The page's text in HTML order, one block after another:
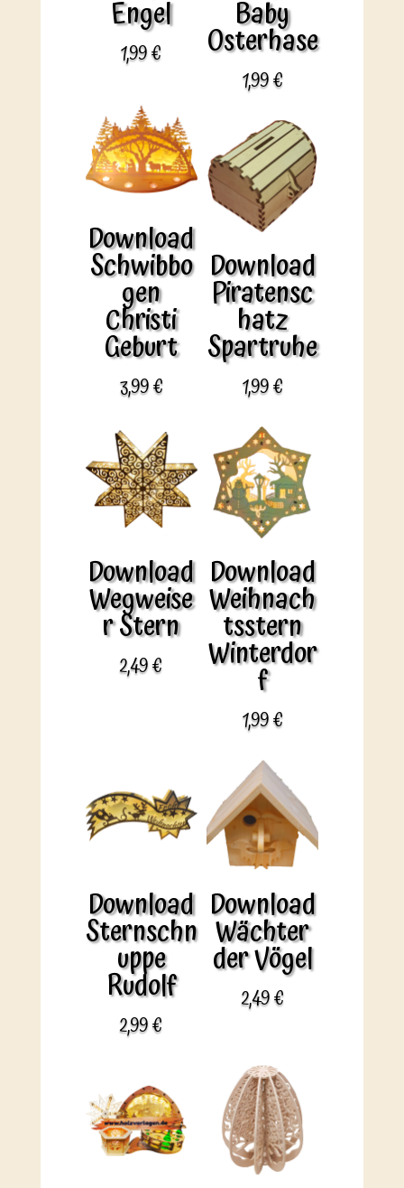
Engel
1,99€
Baby
Osterhase
1,99€
Download
Schwibbo
gen
Christi
Geburt
3,99€
Download
Piratensc
hatz
Spartruhe
1,99€
Download
Wegweise
r Stern
2,49€
Download
Weihnach
tsstern
Winterdor
f
1,99€
Download
Sternschn
uppe
Rudolf
2,99€
Download
Wächter
der Vögel
2,49€